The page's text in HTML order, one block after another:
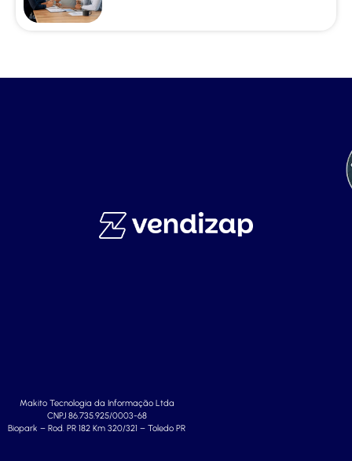
Makito Tecnologia da Informação Ltda
CNPJ 86.735.925/0003-68
Biopark – Rod. PR 182 Km 320/321 – Toledo PR